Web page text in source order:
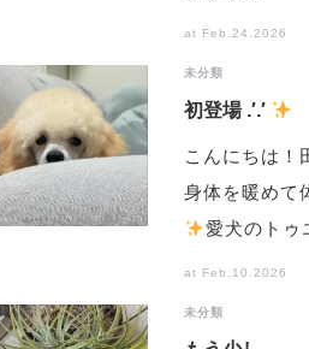
at Feb.24.2026
未分類
初登場 .′.′
こんにちは
身体を暖め
️愛犬のト
at Feb.10.2026
未分類